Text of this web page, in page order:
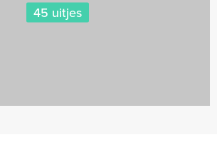
45 uitjes